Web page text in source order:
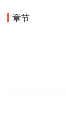
章节